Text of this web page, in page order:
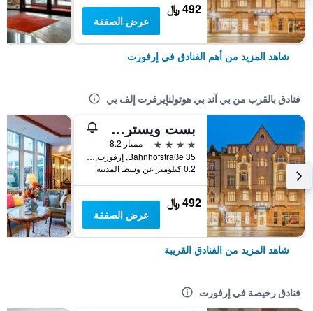
492 ﷼
عرض الصفقة
شاهد المزيد من أهم الفنادق في إرفورت
فنادق بالقرب من بي آند بي هوتولنإيرفرت إلف بي
بست ويسترن بلاس هوتل أكسلسيور
4 نجوم
ممتاز 8.2
Bahnhofstraße 35, إرفورت, تورنغن, ألمانيا
0.2 كيلومتر عن وسط المدينة
492 ﷼
عرض الصفقة
شاهد المزيد من الفنادق القريبة
فنادق رخيصة في إرفورت